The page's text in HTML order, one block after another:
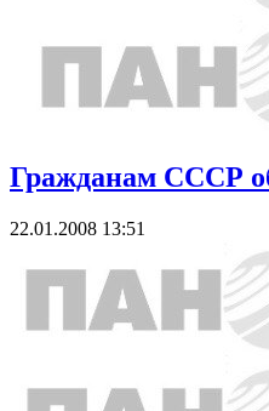
Гражданам СССР
22.01.2008 13:51